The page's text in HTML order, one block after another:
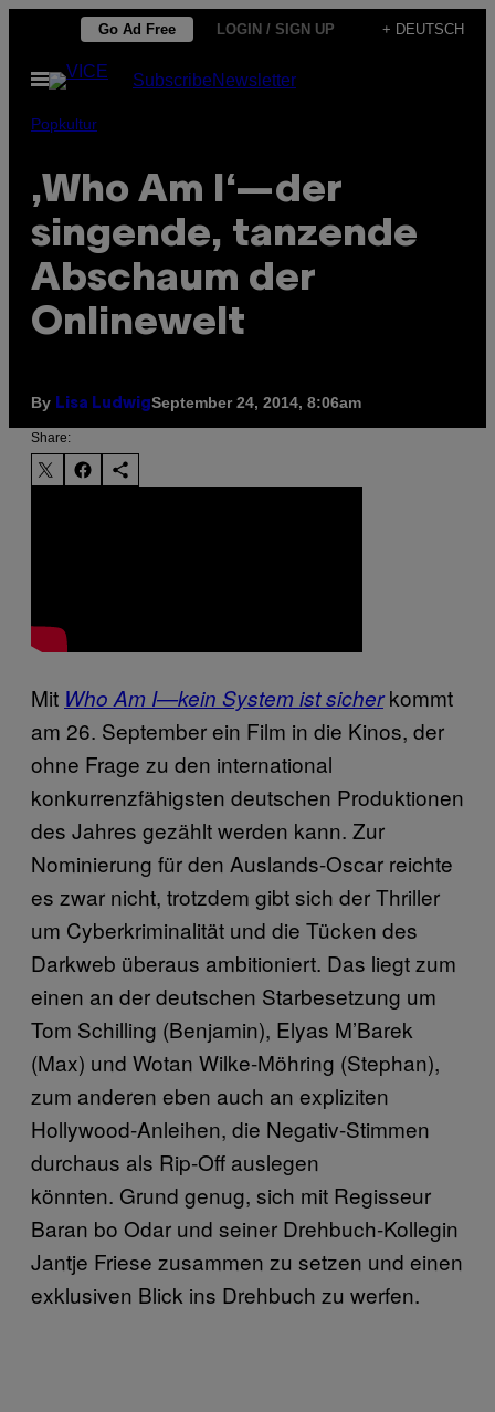
content
Go Ad Free LOGIN / SIGN UP + DEUTSCH
Open
Menu
SubscribeNewsletter
Popkultur
,Who Am I‘—der
singende, tanzende
Abschaum der
Onlinewelt
By Lisa LudwigSeptember 24, 2014, 8:06am
Share:
Mit Who Am I—kein System ist sicherkommt
am 26. September ein Film in die Kinos, der
ohne Frage zu den international
konkurrenzfähigsten deutschen Produktionen
des Jahres gezählt werden kann. Zur
Nominierung für den Auslands-Oscar reichte
es zwar nicht, trotzdem gibt sich der Thriller
um Cyberkriminalität und die Tücken des
Darkweb überaus ambitioniert. Das liegt zum
einen an der deutschen Starbesetzung um
Tom Schilling (Benjamin), Elyas M’Barek
(Max) und Wotan Wilke-Möhring (Stephan),
zum anderen eben auch an expliziten
Hollywood-Anleihen, die Negativ-Stimmen
durchaus als Rip-Off auslegen
könnten. Grund genug, sich mit Regisseur
Baran bo Odar und seiner Drehbuch-Kollegin
Jantje Friese zusammen zu setzen und einen
exklusiven Blick ins Drehbuch zu werfen.